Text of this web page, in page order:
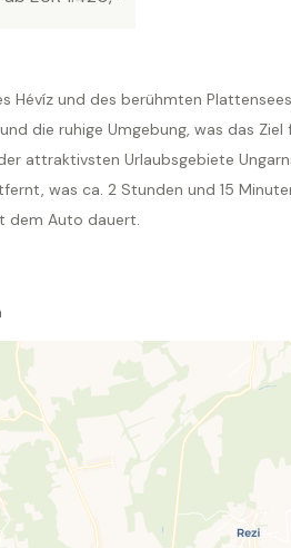
Hévíz und des berühmten
die ruhige Umgebung, was das
attraktivsten Urlaubsgebiete
was ca. 2 Stunden und 15
dem Auto dauert.